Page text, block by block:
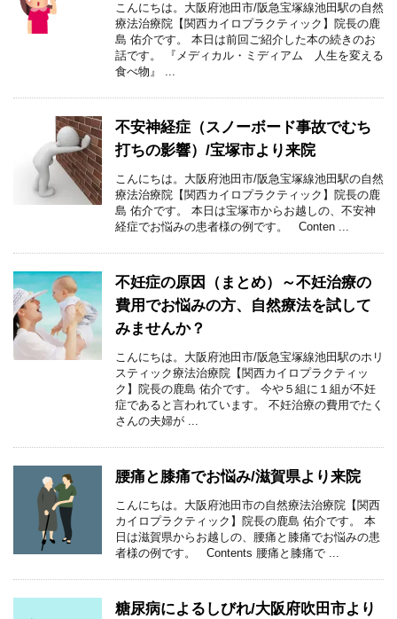
こんにちは。大阪府池田市/阪急宝塚線池田駅の自然
療法治療院【関西カイロプラクティック】院長の鹿
島 佑介です。 本日は前回ご紹介した本の続きのお
話です。 『メディカル・ミディアム 人生を変える
食べ物』 ...
不安神経症（スノーボード事故でむち
打ちの影響）/宝塚市より来院
こんにちは。大阪府池田市/阪急宝塚線池田駅の自然
療法治療院【関西カイロプラクティック】院長の鹿
島 佑介です。 本日は宝塚市からお越しの、不安神
経症でお悩みの患者様の例です。 Conten ...
不妊症の原因（まとめ）～不妊治療の
費用でお悩みの方、自然療法を試して
みませんか？
こんにちは。大阪府池田市/阪急宝塚線池田駅のホリ
スティック療法治療院【関西カイロプラクティッ
ク】院長の鹿島 佑介です。 今や５組に１組が不妊
症であると言われています。 不妊治療の費用でたく
さんの夫婦が ...
腰痛と膝痛でお悩み/滋賀県より来院
こんにちは。大阪府池田市の自然療法治療院【関西
カイロプラクティック】院長の鹿島 佑介です。 本
日は滋賀県からお越しの、腰痛と膝痛でお悩みの患
者様の例です。 Contents 腰痛と膝痛で ...
糖尿病によるしびれ/大阪府吹田市より